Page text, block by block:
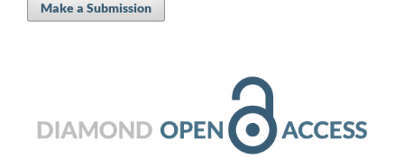
Make a Submission